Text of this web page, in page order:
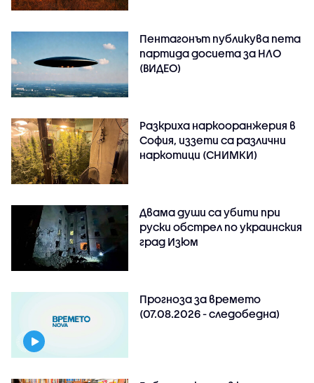
Пентагонът публикува пета
партида досиета за НЛО
(ВИДЕО)
Разкриха наркооранжерия в
София, иззети са различни
наркотици (СНИМКИ)
Двама души са убити при
руски обстрeл по украинския
град Изюм
Прогноза за времето
(07.08.2026 - следобедна)